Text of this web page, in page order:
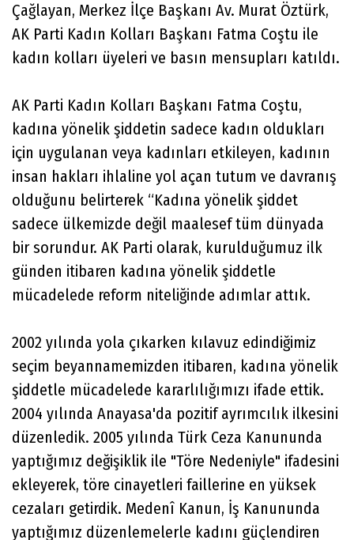
Çağlayan, Merkez İlçe Başkanı Av. Murat Öztürk,
AK Parti Kadın Kolları Başkanı Fatma Coştu ile
kadın kolları üyeleri ve basın mensupları katıldı.
AK Parti Kadın Kolları Başkanı Fatma Coştu,
kadına yönelik şiddetin sadece kadın oldukları
için uygulanan veya kadınları etkileyen, kadının
insan hakları ihlaline yol açan tutum ve davranış
olduğunu belirterek “Kadına yönelik şiddet
sadece ülkemizde değil maalesef tüm dünyada
bir sorundur. AK Parti olarak, kurulduğumuz ilk
günden itibaren kadına yönelik şiddetle
mücadelede reform niteliğinde adımlar attık.
2002 yılında yola çıkarken kılavuz edindiğimiz
seçim beyannamemizden itibaren, kadına yönelik
şiddetle mücadelede kararlılığımızı ifade ettik.
2004 yılında Anayasa'da pozitif ayrımcılık ilkesini
düzenledik. 2005 yılında Türk Ceza Kanununda
yaptığımız değişiklik ile "Töre Nedeniyle" ifadesini
ekleyerek, töre cinayetleri faillerine en yüksek
cezaları getirdik. Medenî Kanun, İş Kanununda
yaptığımız düzenlemelerle kadını güçlendiren